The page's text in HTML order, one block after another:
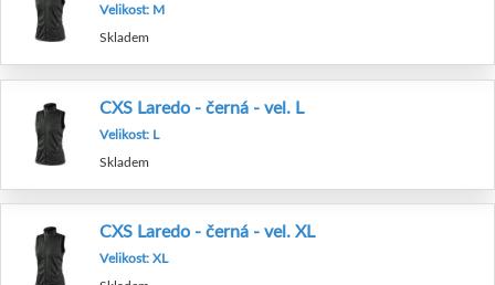
Velikost: M
Skladem
CXS Laredo - černá - vel. L
Velikost: L
Skladem
CXS Laredo - černá - vel. XL
Velikost: XL